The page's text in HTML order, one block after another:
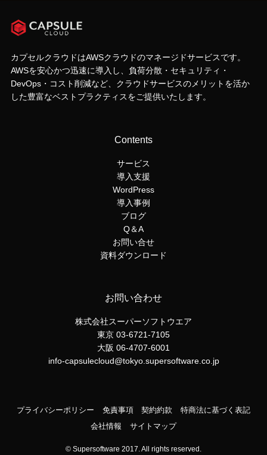
カプセルクラウドはAWSクラウドのマネージドサービスです。
AWSを安心かつ迅速に導入し、負荷分散・セキュリティ・
DevOps・コスト削減など、クラウドサービスのメリットを活か
した豊富なベストプラクティスをご提供いたします。
Contents
サービス
導入支援
WordPress
導入事例
ブログ
Q＆A
お問い合せ
資料ダウンロード
お問い合わせ
株式会社スーパーソフトウエア
東京 03-6721-7105
大阪 06-4707-6001
info-capsulecloud@tokyo.supersoftware.co.jp
プライバシーポリシー 免責事項 契約約款
特商法に基づく表記
会社情報
サイトマップ
© Supersoftware 2017. All rights reserved.